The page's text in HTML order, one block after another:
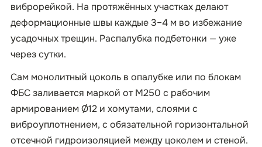
виброрейкой. На протяжённых участках делают
деформационные швы каждые 3–4 м во избежание
усадочных трещин. Распалубка подбетонки — уже
через сутки.
Сам монолитный цоколь в опалубке или по блокам
ФБС заливается маркой от М250 с рабочим
армированием Ø12 и хомутами, слоями с
виброуплотнением, с обязательной горизонтальной
отсечной гидроизоляцией между цоколем и стеной.